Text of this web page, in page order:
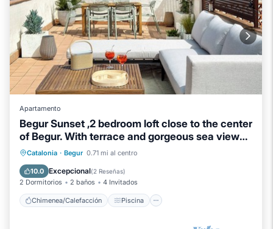
Apartamento
Begur Sunset ,2 bedroom loft close to the center
of Begur. With terrace and gorgeous sea views
(H42)
Catalonia · Begur 0.71 mi al centro
10.0 Excepcional(2 Reseñas)
2 Dormitorios 2 baños 4 Invitados
Chimenea/Calefacción Piscina
Chimenea/Calefacción
Se admiten mascotas